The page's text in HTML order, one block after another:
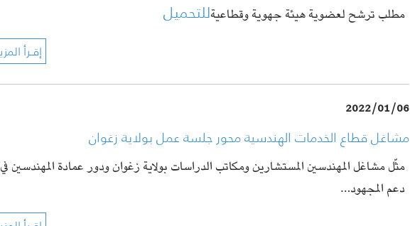
مطلب ترشح لعضوية هيئة جهوية وقطاعيةللتحميل
2022/01/06
مشاغل قطاع الخدمات الهندسية محور جلسة عمل بولاية زغوان
مثّل مشاغل المهندسين المستشارين ومكاتب الدراسات بولاية زغوان ودور عمادة المهندسين في
دعم المجهود…